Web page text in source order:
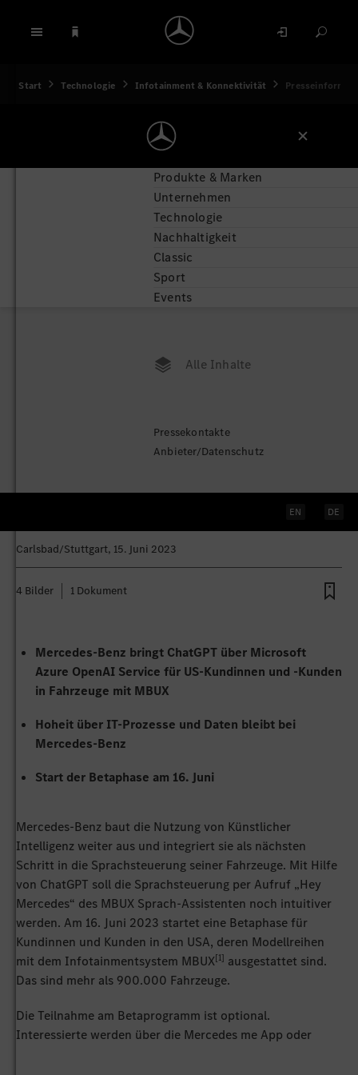
Start Technologie Infotainment & Konnektivität
Produkte & Marken
Unternehmen
Technologie
Nachhaltigkeit
Classic
Sport
Events
Alle Inhalte
Pressekontakte
Anbieter/Datenschutz
EN DE
Vorreiter bei ChatGPT im Auto:
Mercedes-Benz hebt
Sprachsteuerung auf ein neues
Carlsbad/Stuttgart, 15. Juni 2023
4 Bilder 1 Dokument
Mercedes-Benz bringt ChatGPT über Microsoft
Azure OpenAI Service für US-Kundinnen und -Kunden
in Fahrzeuge mit MBUX
Hoheit über IT-Prozesse und Daten bleibt bei
Mercedes-Benz
Start der Betaphase am 16. Juni
Mercedes-Benz baut die Nutzung von Künstlicher
Intelligenz weiter aus und integriert sie als nächsten
Schritt in die Sprachsteuerung seiner Fahrzeuge. Mit Hilfe
von ChatGPT soll die Sprachsteuerung per Aufruf „Hey
Mercedes“ des MBUX Sprach-Assistenten noch intuitiver
werden. Am 16. Juni 2023 startet eine Betaphase für
Kundinnen und Kunden in den USA, deren Modellreihen
mit dem Infotainmentsystem MBUX[1] ausgestattet sind.
Das sind mehr als 900.000 Fahrzeuge.
Die Teilnahme am Betaprogramm ist optional.
Interessierte werden über die Mercedes me App oder